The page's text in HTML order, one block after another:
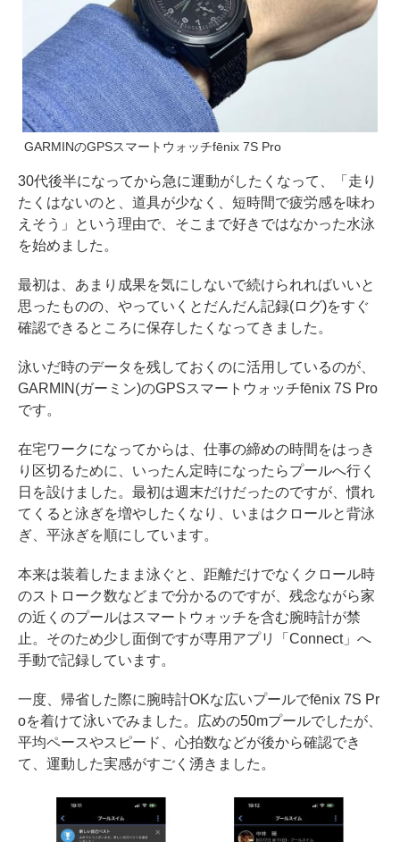
GARMINのGPSスマートウォッチfēnix 7S Pro
30代後半になってから急に運動がしたくなって、「走り
たくはないのと、道具が少なく、短時間で疲労感を味わ
えそう」という理由で、そこまで好きではなかった水泳
を始めました。
最初は、あまり成果を気にしないで続けられればいいと
思ったものの、やっていくとだんだん記録(ログ)をすぐ
確認できるところに保存したくなってきました。
泳いだ時のデータを残しておくのに活用しているのが、
GARMIN(ガーミン)のGPSスマートウォッチfēnix 7S Pro
です。
在宅ワークになってからは、仕事の締めの時間をはっき
り区切るために、いったん定時になったらプールへ行く
日を設けました。最初は週末だけだったのですが、慣れ
てくると泳ぎを増やしたくなり、いまはクロールと背泳
ぎ、平泳ぎを順にしています。
本来は装着したまま泳ぐと、距離だけでなくクロール時
のストローク数などまで分かるのですが、残念ながら家
の近くのプールはスマートウォッチを含む腕時計が禁
止。そのため少し面倒ですが専用アプリ「Connect」へ
手動で記録しています。
一度、帰省した際に腕時計OKな広いプールでfēnix 7S Pr
oを着けて泳いでみました。広めの50mプールでしたが、
平均ペースやスピード、心拍数などが後から確認でき
て、運動した実感がすごく湧きました。